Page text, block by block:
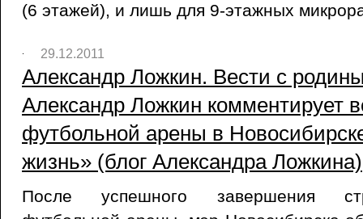
(6 этажей), и лишь для 9-этажных
29.12.2011
Александр Ложкин. Вести с
Александр Ложкин комментирует
футбольной арены в
жизнь» (блог Александра
После успешного завершения